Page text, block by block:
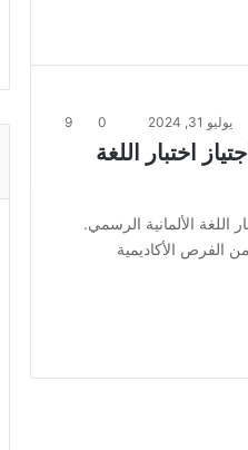
يوليو 31, 2024 0
9
اختبار اللغة
اللغة الألمانية الرسمي.
من الفرص الأكاديمية